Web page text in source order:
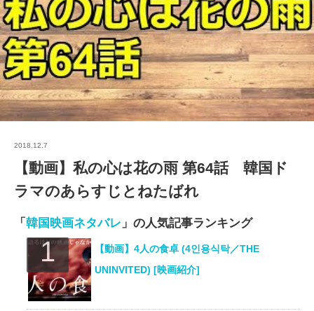
2018.12.7
【動画】私の心は花の雨 第64話 韓国ド
ラマのあらすじとねたばれ
「 韓国映画ネタバレ 」の人気記事ランキング
【動画】4人の食卓 (4인용식탁／THE
UNINVITED) [映画紹介]